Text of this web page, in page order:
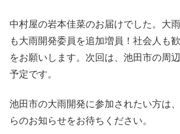
中村屋の岩本佳菜のお届けでした。大
も大雨開発委員を追加増員！社会人も
をお願いします。次回は、池田市の周
予定です。
池田市の大雨開発に参加されたい方は
らのお知らせをお待ちください。